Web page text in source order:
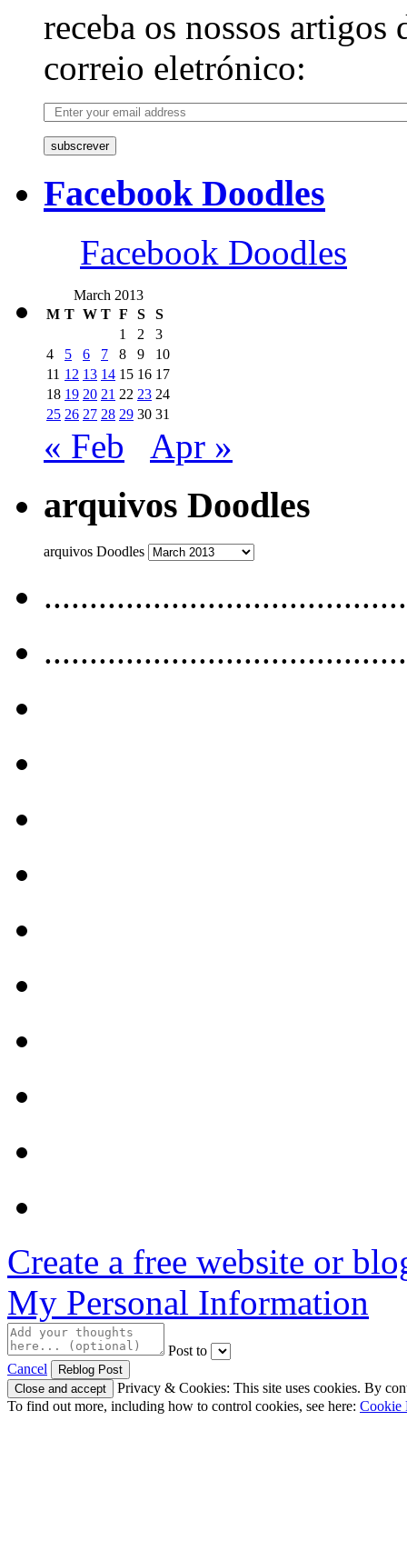
receba os nossos artigos
correio eletrónico:
subscrever
Facebook Doodles
Facebook Doodles
March 2013
M T W T F S
S
1
2
3
4
5 6 7 8 9
10
11 12 13 14 15 16 17
18 19 20 21 22 23 24
25 26 27 28 29 30 31
« Feb Apr »
arquivos Doodles
arquivos Doodles
Create a free website or
My Personal Information
Post to
Cancel
Privacy & Cookies: This site uses cookies. By
To find out more, including how to control cookies, see here: Cookie